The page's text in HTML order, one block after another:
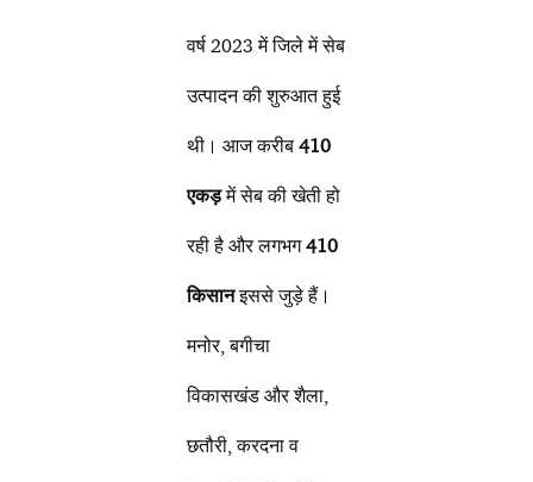
वर्ष 2023 में जिले में सेब
उत्पादन की शुरुआत हुई
थी। आज करीब410
एकड़में सेब की खेती हो
रही है और लगभग410
किसानइससे जुड़े हैं।
मनोर, बगीचा
विकासखंड और शैला,
छतौरी, करदना व